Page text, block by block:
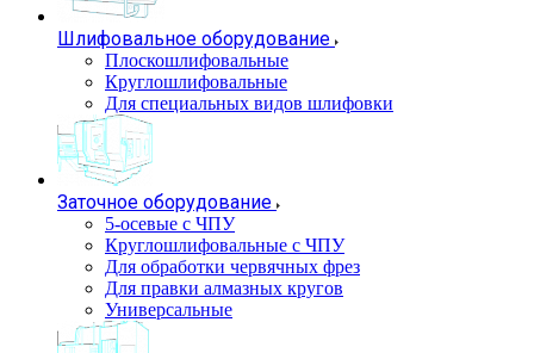
Шлифовальное оборудование
Плоскошлифовальные
Круглошлифовальные
Для специальных видов шлифовки
Заточное оборудование
5-осевые с ЧПУ
Круглошлифовальные с ЧПУ
Для обработки червячных фрез
Для правки алмазных кругов
Универсальные